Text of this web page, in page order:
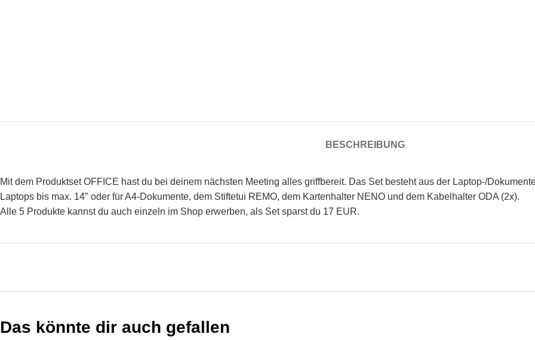
BESCHREIBUNG
Mit dem Produktset OFFICE hast du bei deinem nächsten Meeting alles griffbereit. Das Set besteht aus der Laptop-/
Laptops bis max. 14″ oder für A4-Dokumente, dem Stiftetui REMO, dem Kartenhalter NENO und dem Kabelhalter ODA (2x).
Alle 5 Produkte kannst du auch einzeln im Shop erwerben, als Set sparst du 17 EUR.
Das könnte dir auch gefallen